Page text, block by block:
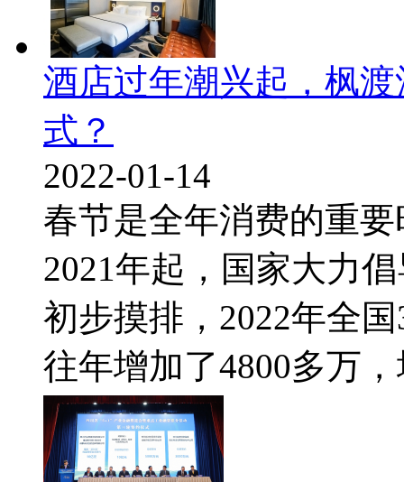
酒店过年潮兴起，枫
式？
2022-01-14
春节是全年消费的重
2021年起，国家大力
初步摸排，2022年全
往年增加了4800多万